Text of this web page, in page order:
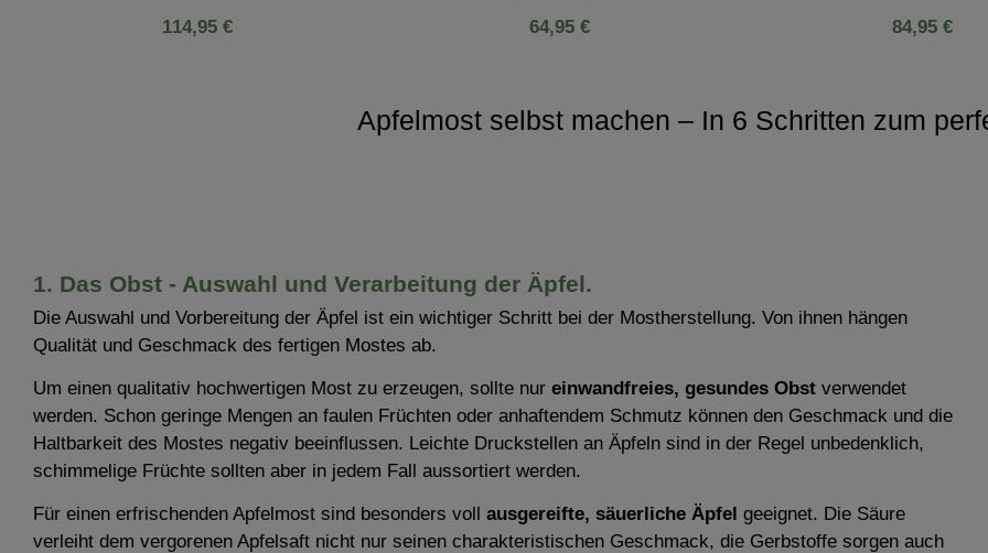
Perfekt für die Herstellung und Lagerung von Most.
114,95 €
Apfelwein zu genießen. Mit diesem hochwertigen
den Most vor Luft und sorgt stets für eine optimale
Lagerung. Das Mostfass des
64,95 €
diesem hochwertigen Gärfass
Luft und garantiert stets eine
Natürlich komplett in Deutschland
84,95 €
Apfelmost selbst machen – In 6 Schritten zum
1. Das Obst - Auswahl und Verarbeitung der Äpfel.
Die Auswahl und Vorbereitung der Äpfel ist ein wichtiger Schritt bei der Mostherstellung. Von ihnen hängen
Qualität und Geschmack des fertigen Mostes ab.
Um einen qualitativ hochwertigen Most zu erzeugen, sollte nur einwandfreies, gesundes Obst verwendet
werden. Schon geringe Mengen an faulen Früchten oder anhaftendem Schmutz können den Geschmack und die
Haltbarkeit des Mostes negativ beeinflussen. Leichte Druckstellen an Äpfeln sind in der Regel unbedenklich,
schimmelige Früchte sollten aber in jedem Fall aussortiert werden.
Für einen erfrischenden Apfelmost sind besonders voll ausgereifte, säuerliche Äpfel geeignet. Die Säure
verleiht dem vergorenen Apfelsaft nicht nur seinen charakteristischen Geschmack, die Gerbstoffe sorgen auch